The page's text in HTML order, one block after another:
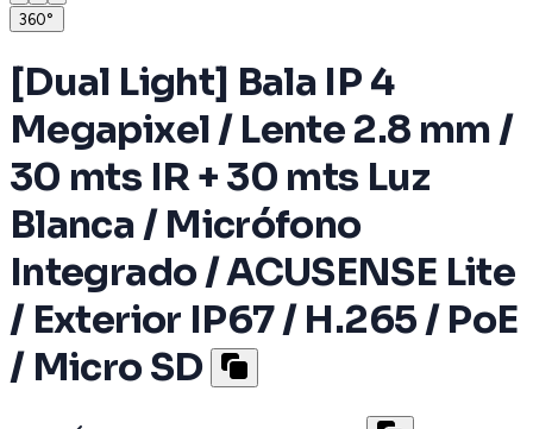
360°
[Dual Light] Bala IP 4
Megapixel / Lente 2.8 mm /
30 mts IR + 30 mts Luz
Blanca / Micrófono
Integrado / ACUSENSE Lite
/ Exterior IP67 / H.265 / PoE
/ Micro SD